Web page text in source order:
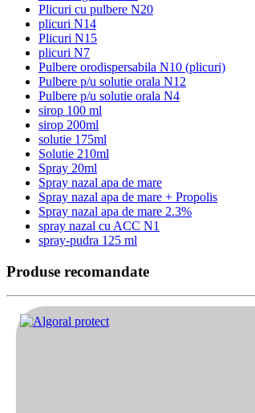
Plicuri cu pulbere N20
plicuri N14
Plicuri N15
plicuri N7
Pulbere orodispersabila N10 (plicuri)
Pulbere p/u solutie orala N12
Pulbere p/u solutie orala N4
sirop 100 ml
sirop 200ml
solutie 175ml
Solutie 210ml
Spray 20ml
Spray nazal apa de mare
Spray nazal apa de mare + Propolis
Spray nazal apa de mare 2.3%
spray nazal cu ACC N1
spray-pudra 125 ml
Produse recomandate